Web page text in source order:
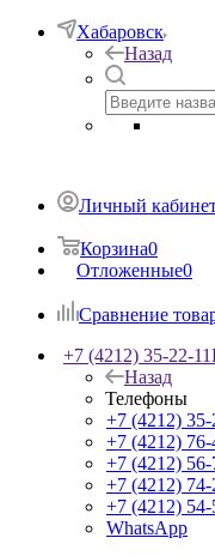
Хабаровск
Назад
Личный
Корзина0
Отложенные0
Сравнение
+7 (4212) 35-22-11
Назад
Телефоны
+7 (4212) 35-
+7 (4212) 76-
+7 (4212)
+7 (4212) 74-
+7 (4212)
WhatsApp